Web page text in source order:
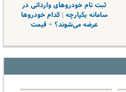
ثبت نام خودرو‌های وارداتی در
سامانه یکپارچه | کدام خودرو‌ها
عرضه می‌شوند؟ + قیمت